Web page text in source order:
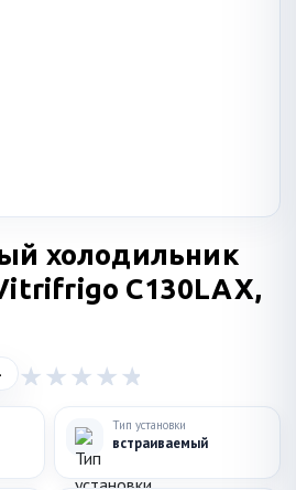
холодильник
C130LAX,
Тип установки
встраиваемый